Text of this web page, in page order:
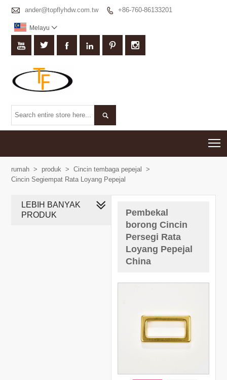
 ander@topflyhdw.com.tw  +86-760-86133201
Melayu 
     

rumah > produk > Cincin tembaga pepejal
>
Cincin Segiempat Rata Loyang Pepejal
Pembekal
borong Cincin
Persegi Rata
Loyang Pepejal
China
LEBIH BANYAK
PRODUK